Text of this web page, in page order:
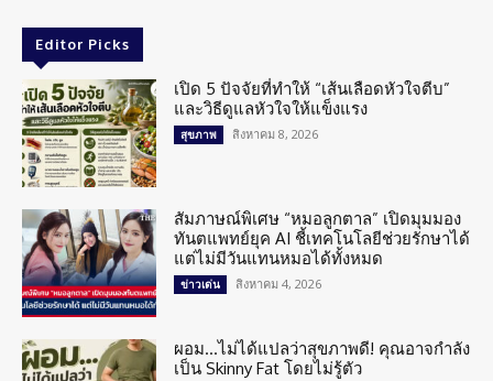
Editor Picks
เปิด 5 ปัจจัยที่ทำให้ “เส้นเลือดหัวใจตีบ”
และวิธีดูแลหัวใจให้แข็งแรง
สุขภาพ สิงหาคม 8, 2026
สัมภาษณ์พิเศษ “หมอลูกตาล” เปิดมุมมอง
ทันตแพทย์ยุค AI ชี้เทคโนโลยีช่วยรักษาได้
แต่ไม่มีวันแทนหมอได้ทั้งหมด
ข่าวเด่น สิงหาคม 4, 2026
ผอม…ไม่ได้แปลว่าสุขภาพดี! คุณอาจกำลัง
เป็น Skinny Fat โดยไม่รู้ตัว